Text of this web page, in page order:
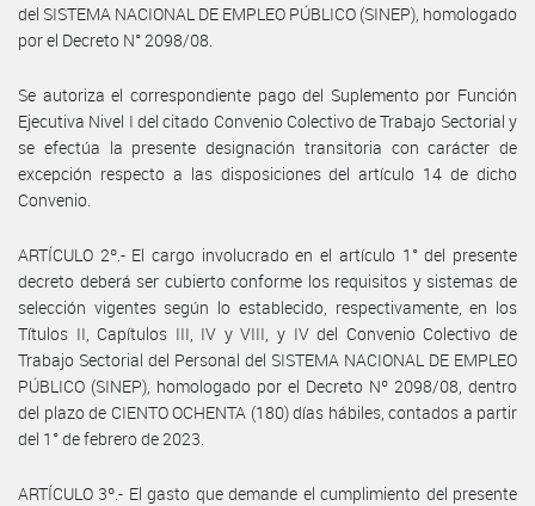
del SISTEMA NACIONAL DE EMPLEO PÚBLICO (SINEP), homologado
por el Decreto N° 2098/08.
Se autoriza el correspondiente pago del Suplemento por Función
Ejecutiva Nivel I del citado Convenio Colectivo de Trabajo Sectorial y
se efectúa la presente designación transitoria con carácter de
excepción respecto a las disposiciones del artículo 14 de dicho
Convenio.
ARTÍCULO 2º.- El cargo involucrado en el artículo 1° del presente
decreto deberá ser cubierto conforme los requisitos y sistemas de
selección vigentes según lo establecido, respectivamente, en los
Títulos II, Capítulos III, IV y VIII, y IV del Convenio Colectivo de
Trabajo Sectorial del Personal del SISTEMA NACIONAL DE EMPLEO
PÚBLICO (SINEP), homologado por el Decreto Nº 2098/08, dentro
del plazo de CIENTO OCHENTA (180) días hábiles, contados a partir
del 1° de febrero de 2023.
ARTÍCULO 3º.- El gasto que demande el cumplimiento del presente